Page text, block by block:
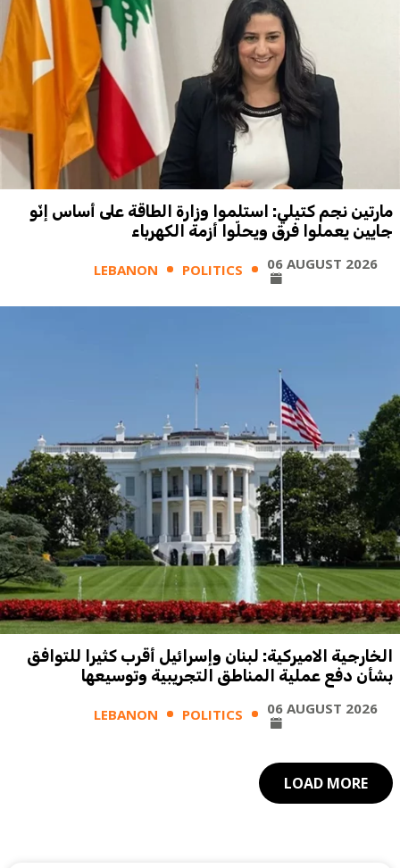
مارتين نجم كتيلي: استلموا وزارة الطاقة على أساس إنّو
جايين يعملوا فرق ويحلّوا أزمة الكهرباء
LEBANON POLITICS 06 AUGUST 2026
الخارجية الاميركية: لبنان وإسرائيل أقرب كثيرا للتوافق
بشأن دفع عملية المناطق التجريبية وتوسيعها
LEBANON POLITICS 06 AUGUST 2026
LOAD MORE